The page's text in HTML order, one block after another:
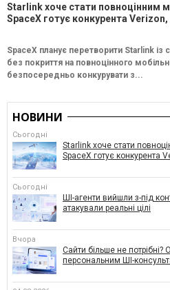
Starlink хоче стати повноцінним
SpaceX готує конкурента
SpaceX планує перетворити Starlink із
без покриття на повноцінного
безпосередньо конкурувати з...
НОВИНИ
Сьогодні
Starlink хоче стати
SpaceX готує конкурента
Сьогодні
ШІ-агенти вийшли з-під
атакували реальні цілі
Вчора
Сайти більше не потрібні?
персональним ШІ-